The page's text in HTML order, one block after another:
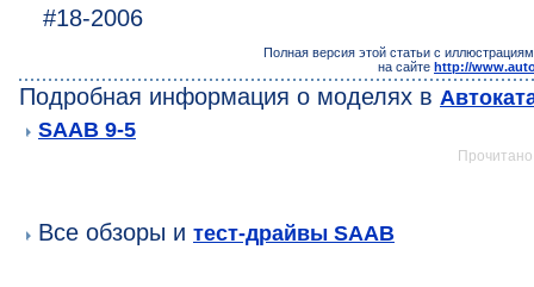
#18-2006
Полная версия этой статьи с
на сайте http://
Подробная информация о моделях в
SAAB 9-5
Все обзоры и тест-драйвы SAAB